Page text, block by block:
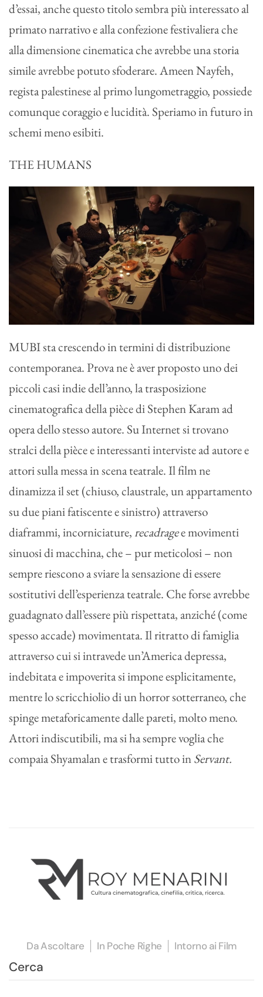
d’essai, anche questo titolo sembra più interessato al
primato narrativo e alla confezione festivaliera che
alla dimensione cinematica che avrebbe una storia
simile avrebbe potuto sfoderare. Ameen Nayfeh,
regista palestinese al primo lungometraggio, possiede
comunque coraggio e lucidità. Speriamo in futuro in
schemi meno esibiti.
THE HUMANS
MUBI sta crescendo in termini di distribuzione
contemporanea. Prova ne è aver proposto uno dei
piccoli casi indie dell’anno, la trasposizione
cinematografica della pièce di Stephen Karam ad
opera dello stesso autore. Su Internet si trovano
stralci della pièce e interessanti interviste ad autore e
attori sulla messa in scena teatrale. Il film ne
dinamizza il set (chiuso, claustrale, un appartamento
su due piani fatiscente e sinistro) attraverso
diaframmi, incorniciature, recadragee movimenti
sinuosi di macchina, che – pur meticolosi – non
sempre riescono a sviare la sensazione di essere
sostitutivi dell’esperienza teatrale. Che forse avrebbe
guadagnato dall’essere più rispettata, anziché (come
spesso accade) movimentata. Il ritratto di famiglia
attraverso cui si intravede un’America depressa,
indebitata e impoverita si impone esplicitamente,
mentre lo scricchiolio di un horror sotterraneo, che
spinge metaforicamente dalle pareti, molto meno.
Attori indiscutibili, ma si ha sempre voglia che
compaia Shyamalan e trasformi tutto inServant.
Da Ascoltare In Poche Righe Intorno ai Film